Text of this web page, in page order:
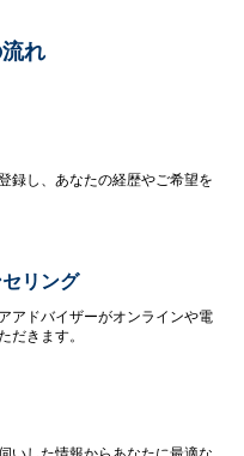
れ
録し、あなたの経歴やご希望を
リング
アドバイザーがオンラインや電
だきます。